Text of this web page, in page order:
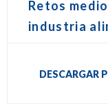
Retos
industria
DESCARGAR